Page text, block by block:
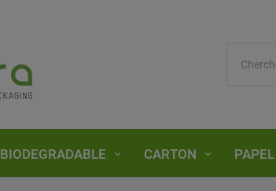
BIODEGRADABLE CARTON PAPEL